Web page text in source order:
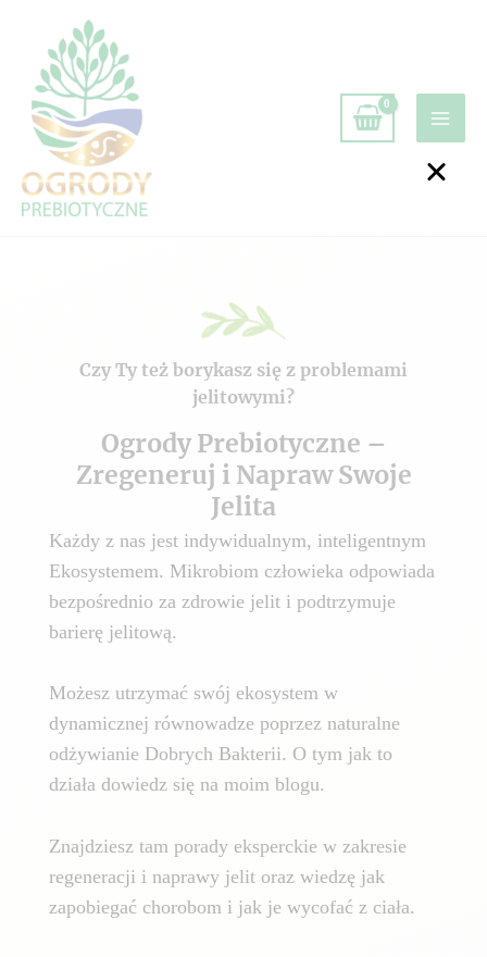
Czy Ty też borykasz się z problemami
jelitowymi?
Ogrody Prebiotyczne –
Zregeneruj i Napraw Swoje
Jelita
Każdy z nas jest indywidualnym, inteligentnym
Ekosystemem. Mikrobiom człowieka odpowiada
bezpośrednio za zdrowie jelit i podtrzymuje
barierę jelitową.
Możesz utrzymać swój ekosystem w
dynamicznej równowadze poprzez naturalne
odżywianie Dobrych Bakterii. O tym jak to
działa dowiedz się na moim blogu.
Znajdziesz tam porady eksperckie w zakresie
regeneracji i naprawy jelit oraz wiedzę jak
zapobiegać chorobom i jak je wycofać z ciała.